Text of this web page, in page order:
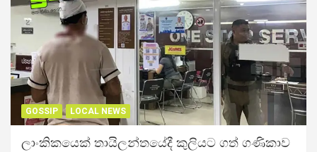
GOSSIP LOCAL NEWS
ලාංකිකයෙක් තායිලන්තයේදී කුලියට ගත් ගණිකාව